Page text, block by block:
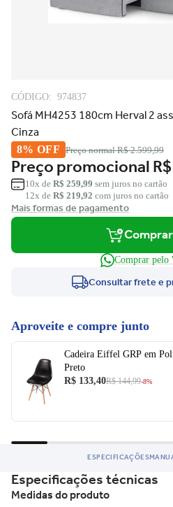
CÓDIGO: 974837
Sofá MH4253 180cm Herval 2
Cinza
8% OFF Preço normalR$ 2.599,99
Preço promocional
10x de R$ 259,99 sem juros no cartão
12x de R$ 219,92 com juros no cartão
Mais formas de pagamento
Comprar pelo
Consultar frete e
Aproveite e compre junto
Cadeira Eiffel GRP em
Preto
R$ 133,40R$ 144,99-8%
ESPECIFICAÇÕES
Especificações técnicas
Medidas do produto